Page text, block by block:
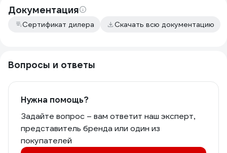
Документация
Сертификат дилера Скачать всю документацию
Вопросы и ответы
Нужна помощь?
Задайте вопрос – вам ответит наш эксперт,
представитель бренда или один из
покупателей